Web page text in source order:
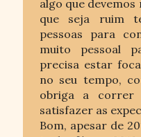
algo que
que seja ruim
pessoas para
muito pessoal
precisa estar
no seu tempo,
obriga a correr
satisfazer as
Bom, apesar de